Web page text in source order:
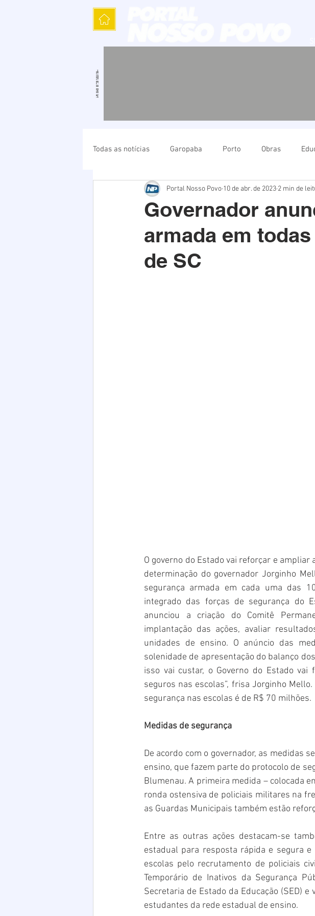
Todas as notícias Garopaba Porto Obras
Cultura Polícia Natureza
Verão Saúde Polícia Destaque
Governador
armada em
de SC
Portal Nosso Povo 10 de abr. de 2023 2 min de
O governo do Estado vai reforçar e
determinação do governador Jorginho
segurança armada em cada uma das
integrado das forças de segurança do
anunciou a criação do Comitê
implantação das ações, avaliar
unidades de ensino. O anúncio das
solenidade de apresentação do balanço
isso vai custar, o Governo do Estado
seguros nas escolas”, frisa Jorginho
segurança nas escolas é de R$ 70 milhões.
Medidas de segurança
De acordo com o governador, as medidas
ensino, que fazem parte do protocolo de
Blumenau. A primeira medida – colocada
ronda ostensiva de policiais militares na
as Guardas Municipais também estão
Entre as outras ações destacam-se
estadual para resposta rápida e segura
escolas pelo recrutamento de policiais
Temporário de Inativos da Segurança
Secretaria de Estado da Educação (SED)
estudantes da rede estadual de ensino.